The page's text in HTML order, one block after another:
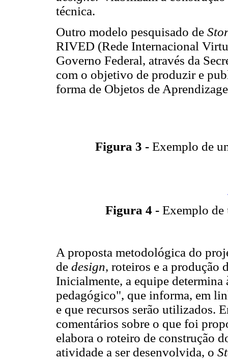
técnica.
Outro modelo pesquisado de
RIVED (Rede Internacional
Governo Federal, através da
com o objetivo de produzir e
forma de Objetos de
Figura 3 - Exemplo de
Figura 4 -Exemplo de
A proposta metodológica do
de design, roteiros e a produção
Inicialmente, a equipe determina
pedagógico", que informa, em
e que recursos serão utilizados.
comentários sobre o que foi
elabora o roteiro de construção
atividade a ser desenvolvida, o